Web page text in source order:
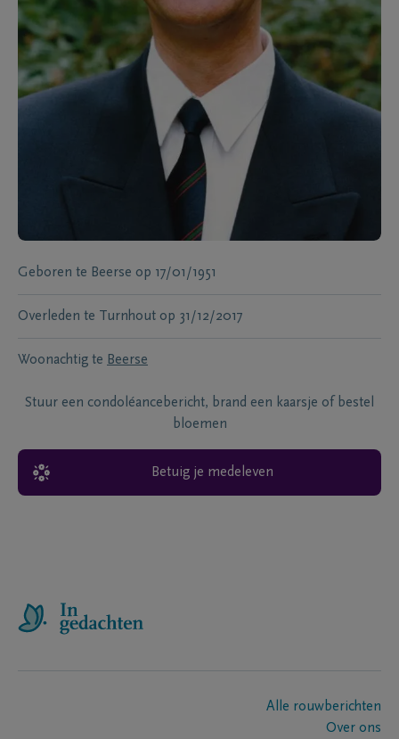
Geboren te Beerse op 17/01/1951
Overleden te Turnhout op 31/12/2017
Woonachtig te Beerse
Stuur een condoléancebericht, brand een kaarsje of bestel
bloemen
Betuig je medeleven
Alle rouwberichten
Over ons